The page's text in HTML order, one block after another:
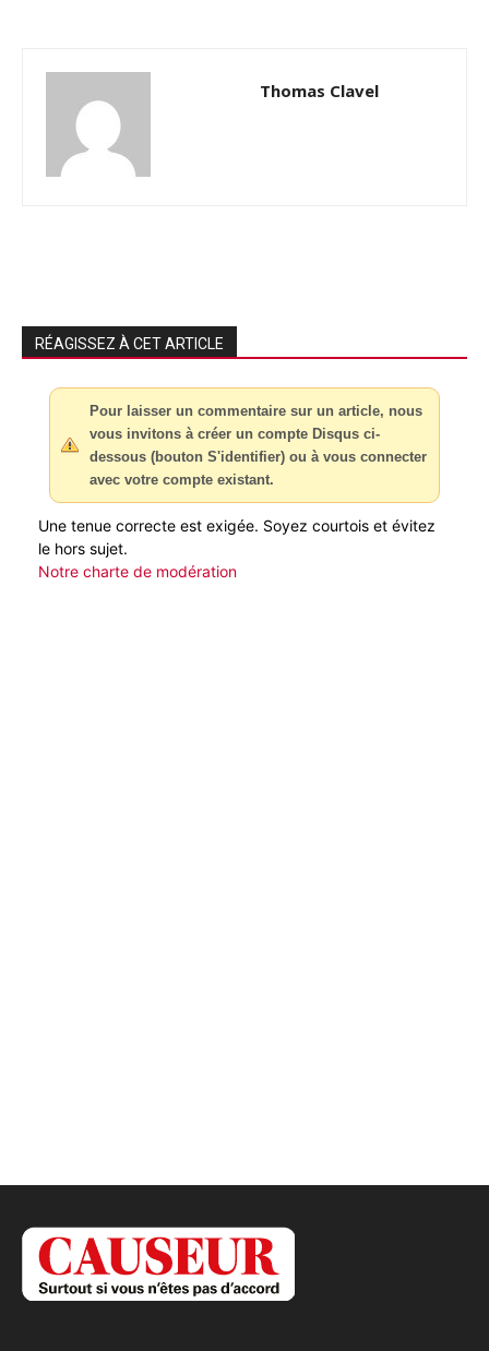
Thomas Clavel
RÉAGISSEZ À CET ARTICLE
Pour laisser un commentaire sur un article, nous
vous invitons à créer un compte Disqus ci-
dessous (bouton S'identifier) ou à vous connecter
avec votre compte existant.
Une tenue correcte est exigée. Soyez courtois et évitez
le hors sujet.
Notre charte de modération